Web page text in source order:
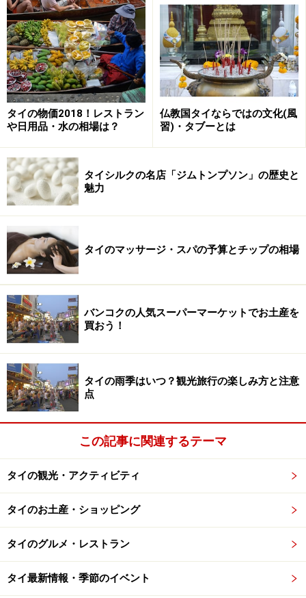
タイの物価2018！レストラン
や日用品・水の相場は？
仏教国タイならではの文化(風
習)・タブーとは
タイシルクの名店「ジムトンプソン」の歴史と
魅力
タイのマッサージ・スパの予算とチップの相場
バンコクの人気スーパーマーケットでお土産を
買おう！
タイの雨季はいつ？観光旅行の楽しみ方と注意
点
この記事に関連するテーマ
タイの観光・アクティビティ
タイのお土産・ショッピング
タイのグルメ・レストラン
タイ最新情報・季節のイベント